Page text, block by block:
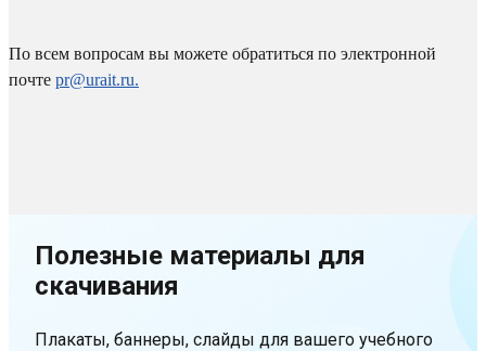
По всем вопросам вы можете обратиться по электронной
почте pr@urait.ru.
Полезные материалы для
скачивания
Плакаты, баннеры, слайды для вашего учебного